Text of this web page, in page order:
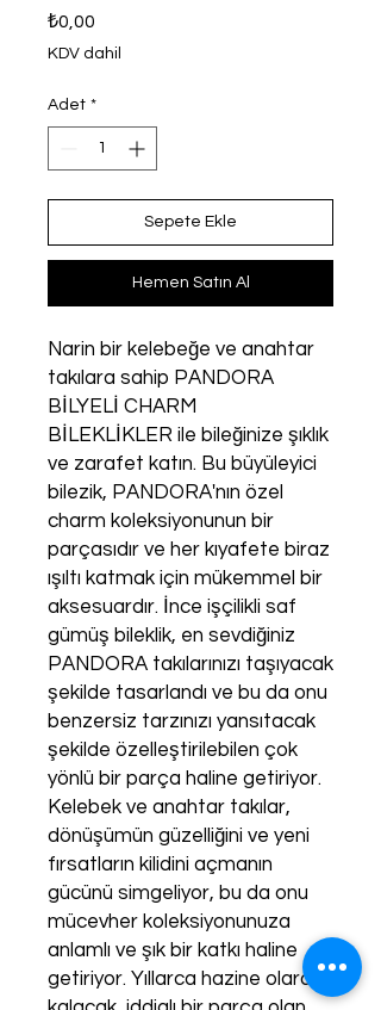
₺0,00
KDV dahil
Adet *
Sepete Ekle
Hemen Satın Al
Narin bir kelebeğe ve anahtar
takılara sahip PANDORA
BİLYELİ CHARM
BİLEKLİKLER ile bileğinize şıklık
ve zarafet katın. Bu büyüleyici
bilezik, PANDORA'nın özel
charm koleksiyonunun bir
parçasıdır ve her kıyafete biraz
ışıltı katmak için mükemmel bir
aksesuardır. İnce işçilikli saf
gümüş bileklik, en sevdiğiniz
PANDORA takılarınızı taşıyacak
şekilde tasarlandı ve bu da onu
benzersiz tarzınızı yansıtacak
şekilde özelleştirilebilen çok
yönlü bir parça haline getiriyor.
Kelebek ve anahtar takılar,
dönüşümün güzelliğini ve yeni
fırsatların kilidini açmanın
gücünü simgeliyor, bu da onu
mücevher koleksiyonunuza
anlamlı ve şık bir katkı haline
getiriyor. Yıllarca hazine olarak